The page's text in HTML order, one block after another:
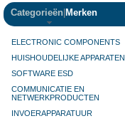
Categorieën Merken
ELECTRONIC COMPONENTS
HUISHOUDELIJKE APPARATEN
SOFTWARE ESD
COMMUNICATIE EN
NETWERKPRODUCTEN
INVOERAPPARATUUR